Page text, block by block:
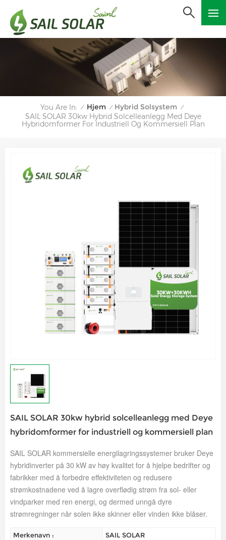
You Are In: / Hjem / Hybrid Solsystem /
SAIL SOLAR 30kw Hybrid Solcelleanlegg Med Deye
Hybridomformer For Industriell Og Kommersiell Plan
SAIL SOLAR 30kw hybrid solcelleanlegg med Deye
hybridomformer for industriell og kommersiell plan
SAIL SOLAR kommersielle energilagringssystemer bruker Deye
hybridinverter på 30 kW av høy kvalitet for å hjelpe bedrifter og
fabrikker med å forbedre effektiviteten og redusere
strømkostnadene ved å lagre overflødig strøm fra sol- eller
vindparker med ren energi, og dermed unngå dyre
strømregninger når solen ikke skinner eller vinden ikke blåser.
Merkenavn :
SAIL SOLAR